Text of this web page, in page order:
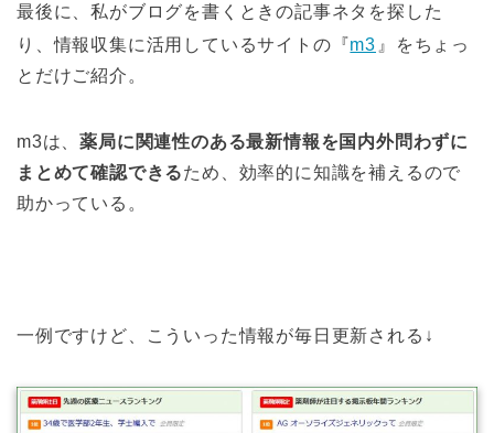
最後に、私がブログを書くときの記事ネタを探した
り、情報収集に活用しているサイトの『m3 』をちょっ
とだけご紹介。
m3は、薬局に関連性のある最新情報を国内外問わずに
まとめて確認できるため、効率的に知識を補えるので
助かっている。
一例ですけど、こういった情報が毎日更新される↓